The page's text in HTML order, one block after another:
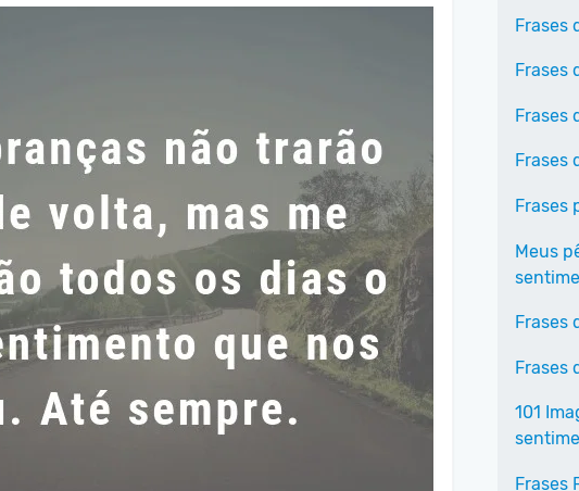
Frases
Frases
Frases
Frases
Frases
Meus
Frases
Frases
101
Frases